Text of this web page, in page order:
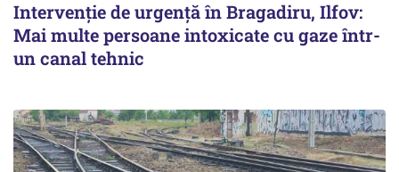
Intervenție de urgență în Bragadiru, Ilfov:
Mai multe persoane intoxicate cu gaze într-
un canal tehnic